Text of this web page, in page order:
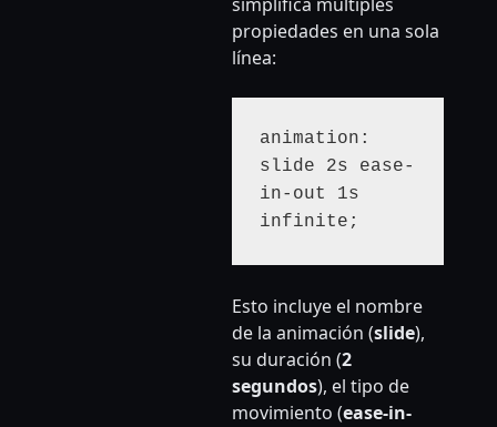
propiedades en una sola
línea:
animation:
slide 2s ease-
in-out 1s
infinite;
Esto incluye el nombre
de la animación (slide),
su duración (2
segundos), el tipo de
movimiento (ease-in-